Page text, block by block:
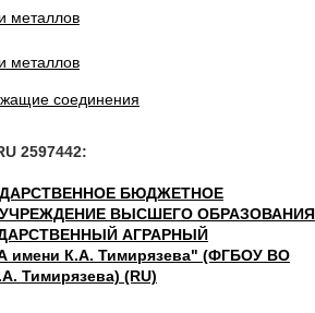
соединения
2597442:
БЮДЖЕТНОЕ
ВЫСШЕГО ОБРАЗОВАНИЯ
АГРАРНЫЙ
имени К.А. Тимирязева" (ФГБОУ ВО
Тимирязева) (RU)